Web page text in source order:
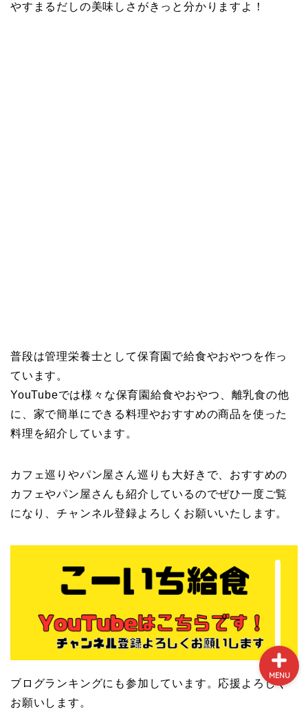
やすまるだしの美味しさがきっと分かりますよ！
普段は管理栄養士として保育園で給食やおやつを作っ
ています。
YouTubeでは様々な保育園給食やおやつ、離乳食の他
に、家で簡単にできる料理やおすすめの商品を使った
料理を紹介しています。
カフェ巡りやパン屋さん巡りも大好きで、おすすめの
カフェやパン屋さんも紹介しているのでぜひ一度ご覧
になり、チャンネル登録よろしくお願いいたします。
ブログランキングにも参加しています。応援よろしく
お願いします。
MENU
プロフィール
サイトマップ
お問い合わせ